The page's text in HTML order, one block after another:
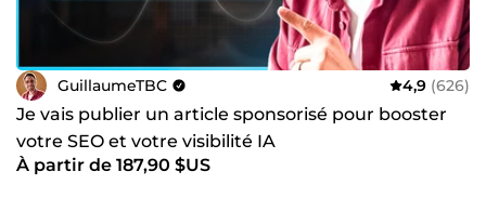
GuillaumeTBC 4,9 (626)
Je vais publier un article sponsorisé pour booster
votre SEO et votre visibilité IA
À partir de 187,90 $US